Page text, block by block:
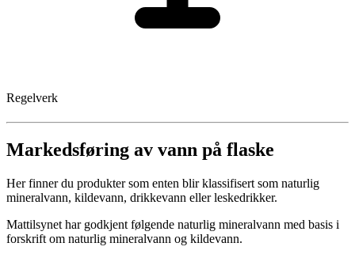
Regelverk
Markedsføring av vann på flaske
Her finner du produkter som enten blir klassifisert som naturlig
mineralvann, kildevann, drikkevann eller leskedrikker.
Mattilsynet har godkjent følgende naturlig mineralvann med basis i
forskrift om naturlig mineralvann og kildevann.